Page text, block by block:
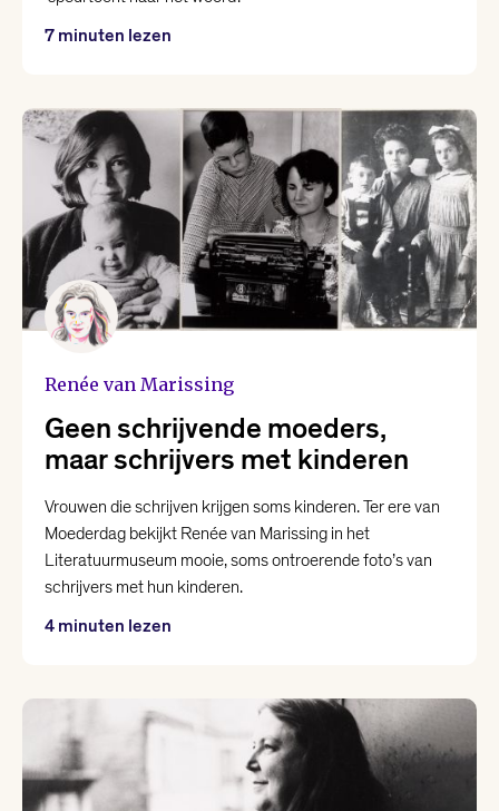
7 minuten lezen
Renée van Marissing
Geen schrijvende moeders,
maar schrijvers met kinderen
Vrouwen die schrijven krijgen soms kinderen. Ter ere van
Moederdag bekijkt Renée van Marissing in het
Literatuurmuseum mooie, soms ontroerende foto’s van
schrijvers met hun kinderen.
4 minuten lezen